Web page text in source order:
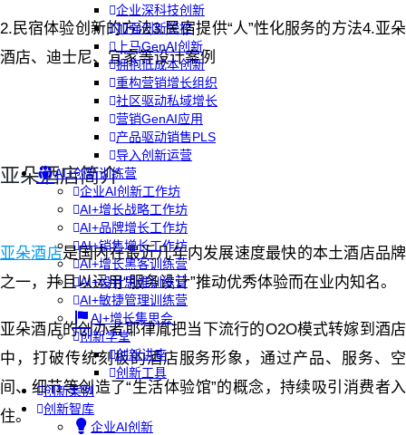
企业深科技创新
加强创新管控
上马GenAI创新
拥抱低成本创新
重构营销增长组织
社区驱动私域增长
营销GenAI应用
产品驱动销售PLS
导入创新运营
AI+创新训练营
企业AI创新工作坊
AI+增长战略工作坊
AI+品牌增长工作坊
AI+销售增长工作坊
AI+增长黑客训练营
AI+设计思维训练营
AI+敏捷管理训练营
AI+增长集思会
创新学堂
创新讲座
创新工具
创新案例
创新智库
企业AI创新
2.民宿体验创新的方法3.民宿提供“人”性化服务的方法4.亚朵
酒店、迪士尼、宜家等设计案例
亚朵酒店简介
亚朵酒店是国内在最近几年内发展速度最快的本土酒店品牌
之一，并且以运用“服务设计”推动优秀体验而在业内知名。
亚朵酒店的创办者耶律胤把当下流行的O2O模式转嫁到酒店
中，打破传统刻板的酒店服务形象，通过产品、服务、空
间、细节等创造了“生活体验馆”的概念，持续吸引消费者入
住。